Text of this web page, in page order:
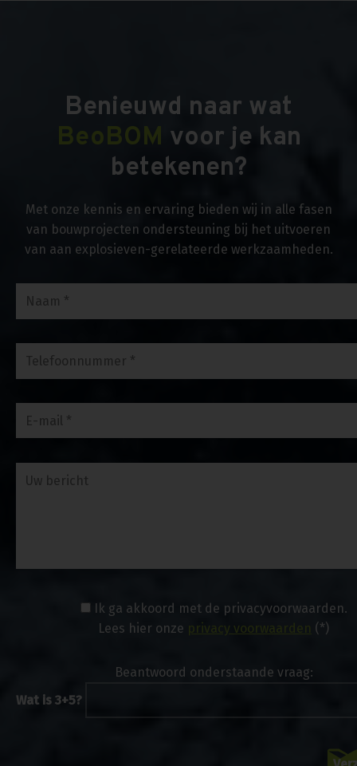
Benieuwd naar wat
BeoBOM voor je kan
betekenen?
Met onze kennis en ervaring bieden wij in alle fasen
van bouwprojecten ondersteuning bij het uitvoeren
van aan explosieven-gerelateerde werkzaamheden.
Ik ga akkoord met de privacyvoorwaarden.
Lees hier onze
privacy voorwaarden (*)
Beantwoord onderstaande vraag:
Wat is 3+5?